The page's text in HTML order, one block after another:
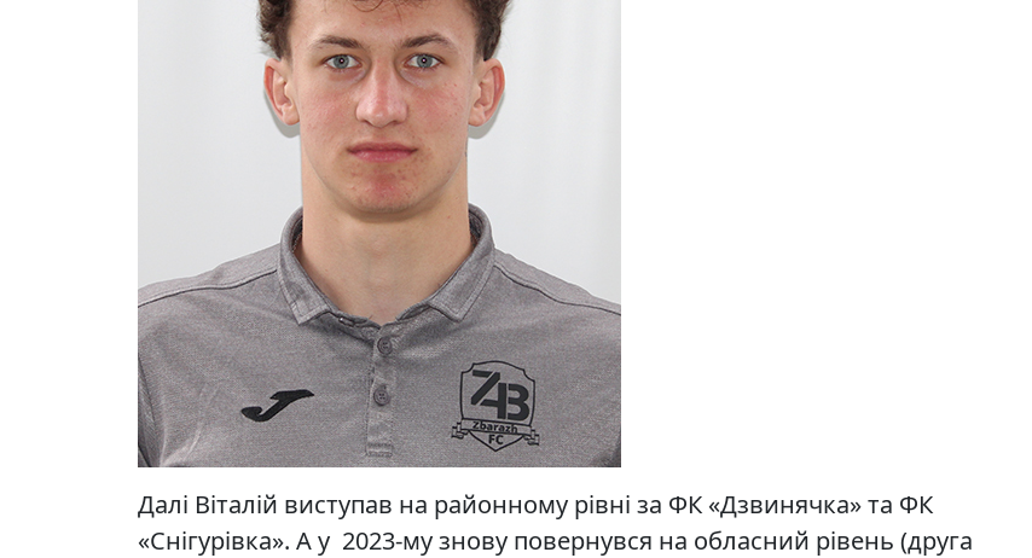
Далі Віталій виступав на районному рівні за ФК «Дзвинячка» та ФК
«Снігурівка». А у 2023-му знову повернувся на обласний рівень (друга